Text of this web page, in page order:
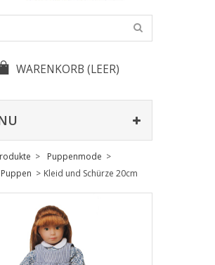
WARENKORB (LEER)
> Puppenmode >
> Kleid und Schürze 20cm